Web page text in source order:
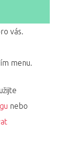
vás.
menu.
nebo